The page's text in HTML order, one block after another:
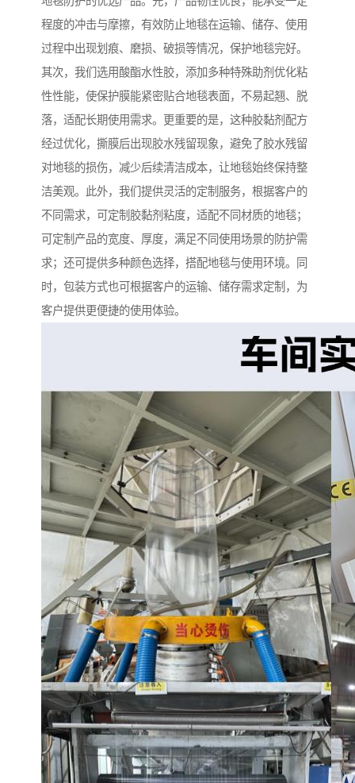
程度的冲击与摩擦，有效防止地毯在运输、储存、使用
过程中出现划痕、磨损、破损等情况，保护地毯完好。
其次，我们选用酸酯水性胶，添加多种特殊助剂优化粘
性性能，使保护膜能紧密贴合地毯表面，不易起翘、脱
落，适配长期使用需求。更重要的是，这种胶黏剂配方
经过优化，撕膜后出现胶水残留现象，避免了胶水残留
对地毯的损伤，减少后续清洁成本，让地毯始终保持整
洁美观。此外，我们提供灵活的定制服务，根据客户的
不同需求，可定制胶黏剂粘度，适配不同材质的地毯；
可定制产品的宽度、厚度，满足不同使用场景的防护需
求；还可提供多种颜色选择，搭配地毯与使用环境。同
时，包装方式也可根据客户的运输、储存需求定制，为
客户提供更便捷的使用体验。